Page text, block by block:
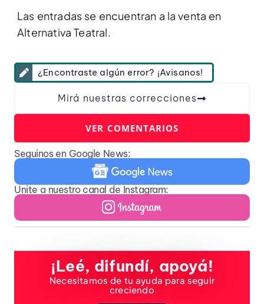
Las entradas se encuentran a la venta en
Alternativa Teatral.
¿Encontraste algún error? ¡Avisanos!
Mirá nuestras correcciones
VER COMENTARIOS
Seguinos en Google News:
Unite a nuestro canal de Instagram:
¡Leé, difundí, apoyá!
Necesitamos de tu ayuda para seguir
creciendo